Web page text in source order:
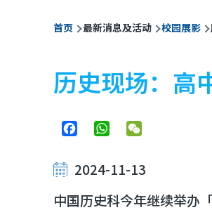
面
包
屑
首页 最新消息及活动 校园展影
历史现场：高
FacebookWhatsApp
2024-11-13
中国历史科今年继续举办